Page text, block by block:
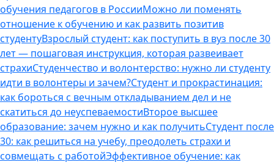
обучения педагогов в РоссииМожно ли поменять
отношение к обучению и как развить позитив
студентуВзрослый студент: как поступить в вуз после 30
лет — пошаговая инструкция, которая развеивает
страхиСтуденчество и волонтерство: нужно ли cтуденту
идти в волонтеры и зачем?Студент и прокрастинация:
как бороться с вечным откладыванием дел и не
скатиться до неуспеваемостиВторое высшее
образование: зачем нужно и как получитьСтудент после
30: как решиться на учебу, преодолеть страхи и
совмещать с работойЭффективное обучение: как